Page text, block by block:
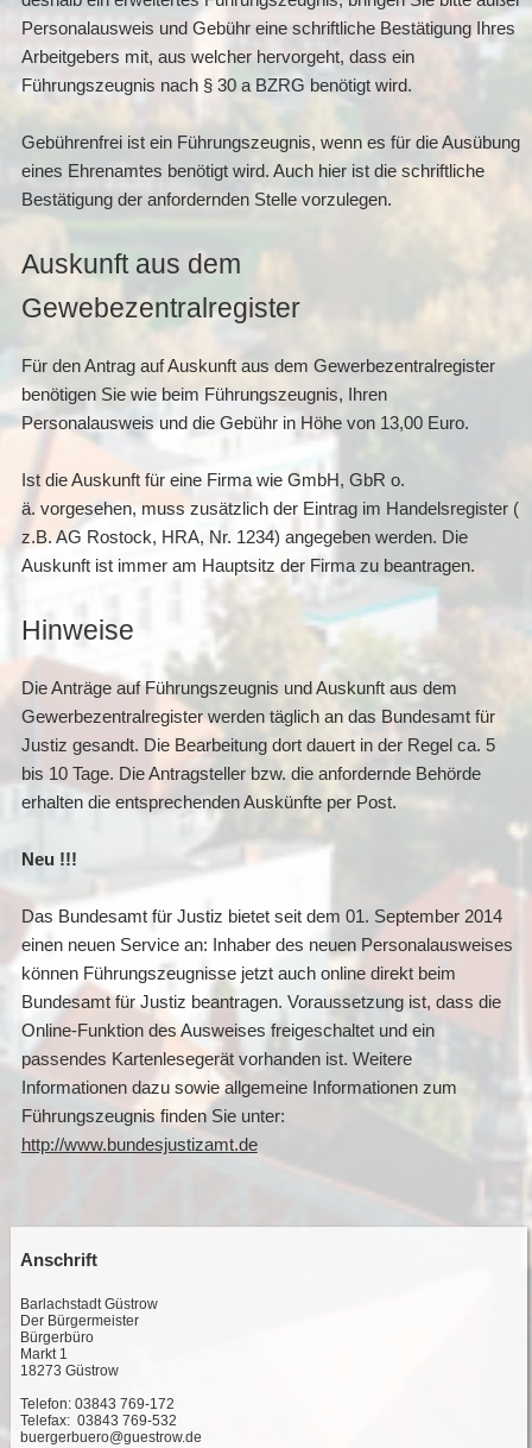
Personalausweis und Gebühr eine schriftliche Bestätigung Ihres
Arbeitgebers mit, aus welcher hervorgeht, dass ein
Führungszeugnis nach § 30 a BZRG benötigt wird.
Gebührenfrei ist ein Führungszeugnis, wenn es für die Ausübung
eines Ehrenamtes benötigt wird. Auch hier ist die schriftliche
Bestätigung der anfordernden Stelle vorzulegen.
Auskunft aus dem
Gewebezentralregister
Für den Antrag auf Auskunft aus dem Gewerbezentralregister
benötigen Sie wie beim Führungszeugnis, Ihren
Personalausweis und die Gebühr in Höhe von 13,00 Euro.
Ist die Auskunft für eine Firma wie GmbH, GbR o.
ä. vorgesehen, muss zusätzlich der Eintrag im Handelsregister (
z.B. AG Rostock, HRA, Nr. 1234) angegeben werden. Die
Auskunft ist immer am Hauptsitz der Firma zu beantragen.
Hinweise
Die Anträge auf Führungszeugnis und Auskunft aus dem
Gewerbezentralregister werden täglich an das Bundesamt für
Justiz gesandt. Die Bearbeitung dort dauert in der Regel ca. 5
bis 10 Tage. Die Antragsteller bzw. die anfordernde Behörde
erhalten die entsprechenden Auskünfte per Post.
Neu !!!
Das Bundesamt für Justiz bietet seit dem 01. September 2014
einen neuen Service an: Inhaber des neuen Personalausweises
können Führungszeugnisse jetzt auch online direkt beim
Bundesamt für Justiz beantragen. Voraussetzung ist, dass die
Online-Funktion des Ausweises freigeschaltet und ein
passendes Kartenlesegerät vorhanden ist. Weitere
Informationen dazu sowie allgemeine Informationen zum
Führungszeugnis finden Sie unter:
http://www.bundesjustizamt.de
Anschrift
Barlachstadt Güstrow
Der Bürgermeister
Bürgerbüro
Markt 1
18273 Güstrow
Telefon: 03843 769-172
Telefax: 03843 769-532
buergerbuero@guestrow.de